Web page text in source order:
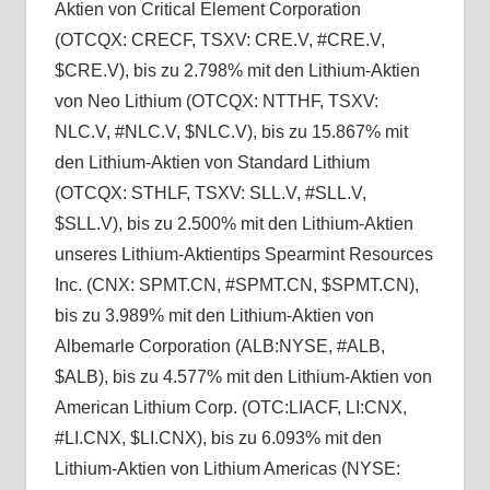
Aktien von Critical Element Corporation
(OTCQX: CRECF, TSXV: CRE.V, #CRE.V,
$CRE.V), bis zu 2.798% mit den Lithium-Aktien
von Neo Lithium (OTCQX: NTTHF, TSXV:
NLC.V, #NLC.V, $NLC.V), bis zu 15.867% mit
den Lithium-Aktien von Standard Lithium
(OTCQX: STHLF, TSXV: SLL.V, #SLL.V,
$SLL.V), bis zu 2.500% mit den Lithium-Aktien
unseres Lithium-Aktientips Spearmint Resources
Inc. (CNX: SPMT.CN, #SPMT.CN, $SPMT.CN),
bis zu 3.989% mit den Lithium-Aktien von
Albemarle Corporation (ALB:NYSE, #ALB,
$ALB), bis zu 4.577% mit den Lithium-Aktien von
American Lithium Corp. (OTC:LIACF, LI:CNX,
#LI.CNX, $LI.CNX), bis zu 6.093% mit den
Lithium-Aktien von Lithium Americas (NYSE: